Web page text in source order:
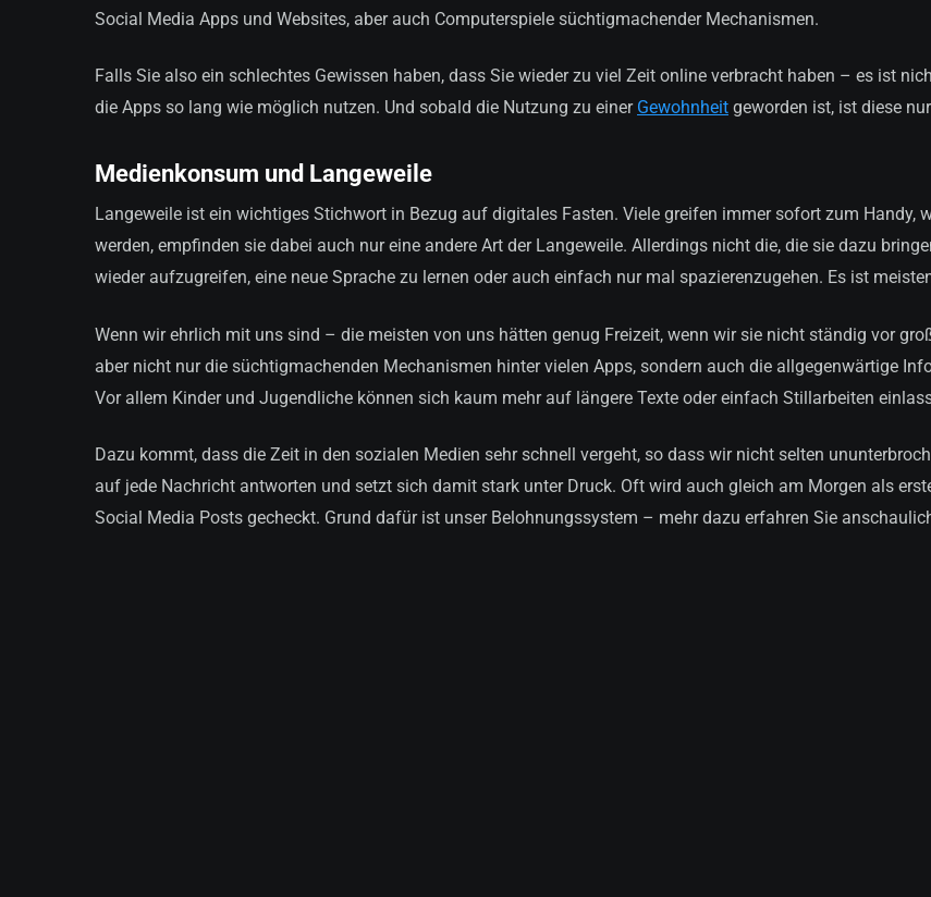
Social Media Apps und Websites, aber auch Computerspiele süchtigmachender Mechanismen.
Falls Sie also ein schlechtes Gewissen haben, dass Sie wieder zu viel Zeit online verbracht haben – es ist
die Apps so lang wie möglich nutzen. Und sobald die Nutzung zu einer Gewohnheit geworden ist, ist diese
Medienkonsum und Langeweile
Langeweile ist ein wichtiges Stichwort in Bezug auf digitales Fasten. Viele greifen immer sofort zum Handy,
werden, empfinden sie dabei auch nur eine andere Art der Langeweile. Allerdings nicht die, die sie dazu
wieder aufzugreifen, eine neue Sprache zu lernen oder auch einfach nur mal spazierenzugehen. Es ist
Wenn wir ehrlich mit uns sind – die meisten von uns hätten genug Freizeit, wenn wir sie nicht ständig vor
aber nicht nur die süchtigmachenden Mechanismen hinter vielen Apps, sondern auch die allgegenwärtige
Vor allem Kinder und Jugendliche können sich kaum mehr auf längere Texte oder einfach Stillarbeiten
Dazu kommt, dass die Zeit in den sozialen Medien sehr schnell vergeht, so dass wir nicht selten
auf jede Nachricht antworten und setzt sich damit stark unter Druck. Oft wird auch gleich am Morgen als
Social Media Posts gecheckt. Grund dafür ist unser Belohnungssystem – mehr dazu erfahren Sie